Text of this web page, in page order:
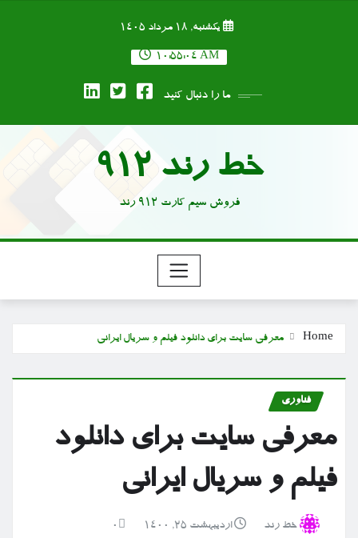
یکشنبه, ۱۸ مرداد ۱۴۰۵
10:55:05 AM
ما را دنبال کنید
خط رند 912
فروش سیم کارت 912 رند
Home معرفی سایت برای دانلود فیلم و سریال ایرانی
فناوری
معرفی سایت برای دانلود
فیلم و سریال ایرانی
خط رند اردیبهشت ۲۵, ۱۴۰۰ 0